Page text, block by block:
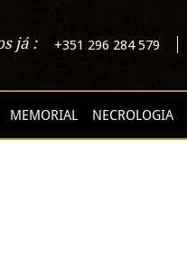
já : +351 296 284 579
MEMORIAL NECROLOGIA